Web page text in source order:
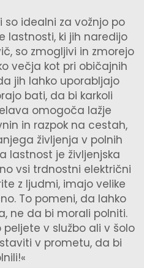
so idealni za vožnjo po
lastnosti, ki jih naredijo
so zmogljivi in zmorejo
večja kot pri običajnih
jih lahko uporabljajo
bati, da bi karkoli
omogoča lažje
in razpok na cestah,
življenja v polnih
lastnost je življenjska
vsi trdnostni električni
z ljudmi, imajo velike
To pomeni, da lahko
ne da bi morali polniti.
v službo ali v šolo
v prometu, da bi